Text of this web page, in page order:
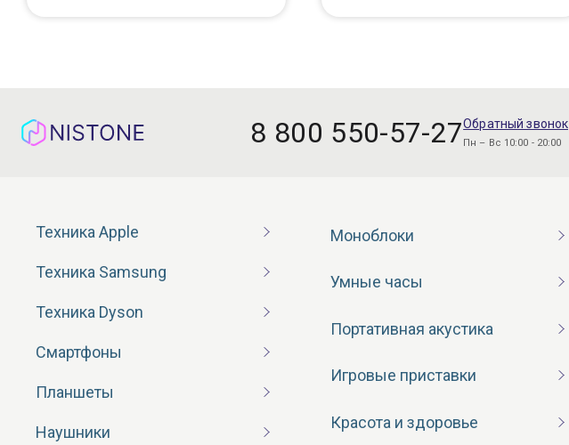
8 800 550-57-27Обратный звонок
Пн – Вс 10:00 - 20:00
Техника Apple
Техника Samsung
Техника Dyson
Смартфоны
Планшеты
Наушники
Моноблоки
Умные часы
Портативная акустика
Игровые приставки
Красота и здоровье